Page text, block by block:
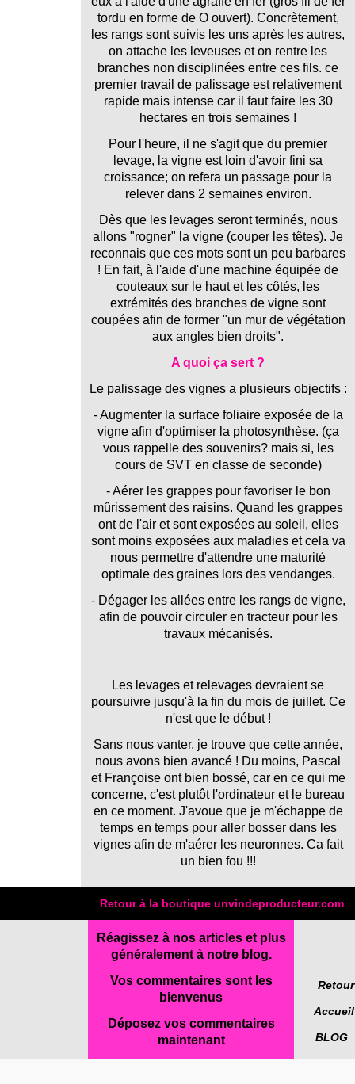
tordu en forme de O ouvert). Concrètement,
les rangs sont suivis les uns après les autres,
on attache les leveuses et on rentre les
branches non disciplinées entre ces fils. ce
premier travail de palissage est relativement
rapide mais intense car il faut faire les 30
hectares en trois semaines !
Pour l'heure, il ne s'agit que du premier
levage, la vigne est loin d'avoir fini sa
croissance; on refera un passage pour la
relever dans 2 semaines environ.
Dès que les levages seront terminés, nous
allons "rogner" la vigne (couper les têtes). Je
reconnais que ces mots sont un peu barbares
! En fait, à l'aide d'une machine équipée de
couteaux sur le haut et les côtés, les
extrémités des branches de vigne sont
coupées afin de former "un mur de végétation
aux angles bien droits".
A quoi ça sert ?
Le palissage des vignes a plusieurs objectifs :
- Augmenter la surface foliaire exposée de la
vigne afin d'optimiser la photosynthèse. (ça
vous rappelle des souvenirs? mais si, les
cours de SVT en classe de seconde)
- Aérer les grappes pour favoriser le bon
mûrissement des raisins. Quand les grappes
ont de l'air et sont exposées au soleil, elles
sont moins exposées aux maladies et cela va
nous permettre d'attendre une maturité
optimale des graines lors des vendanges.
- Dégager les allées entre les rangs de vigne,
afin de pouvoir circuler en tracteur pour les
travaux mécanisés.
Les levages et relevages devraient se
poursuivre jusqu'à la fin du mois de juillet. Ce
n'est que le début !
Sans nous vanter, je trouve que cette année,
nous avons bien avancé ! Du moins, Pascal
et Françoise ont bien bossé, car en ce qui me
concerne, c'est plutôt l'ordinateur et le bureau
en ce moment. J'avoue que je m'échappe de
temps en temps pour aller bosser dans les
vignes afin de m'aérer les neuronnes. Ca fait
un bien fou !!!
Retour à la boutique unvindeproducteur.com
Réagissez à nos articles et plus
généralement à notre blog.
Vos commentaires sont les
bienvenus
Déposez vos commentaires
maintenant
Retour
Accueil
BLOG